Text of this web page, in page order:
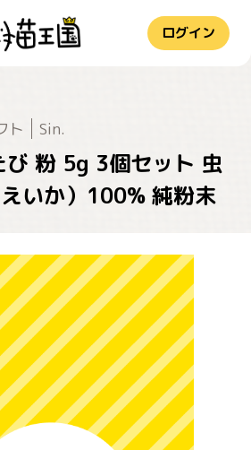
ログイン
ト
Sin.
び 粉 5g 3個セット 虫
いか）100% 純粉末